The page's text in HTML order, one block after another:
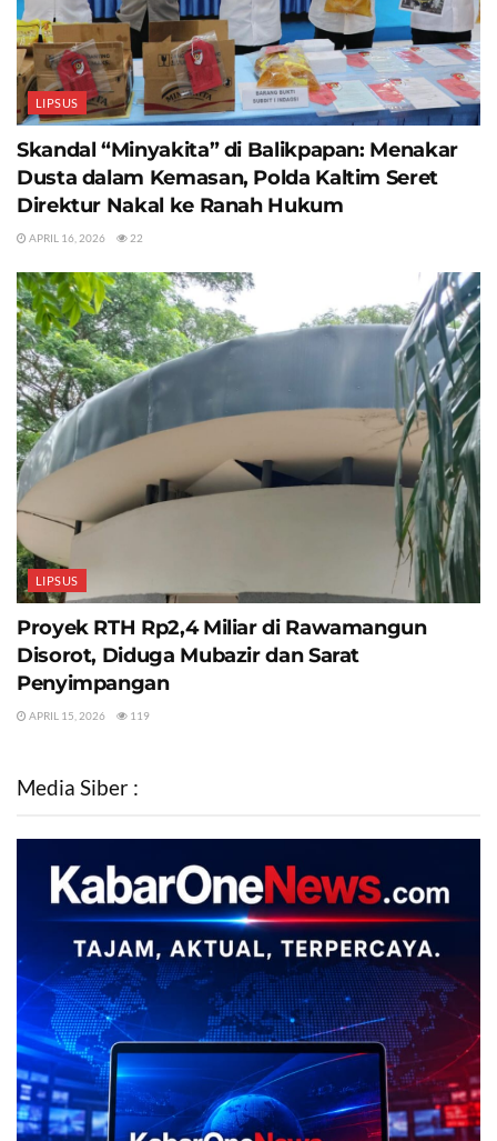
LIPSUS
Skandal “Minyakita” di Balikpapan: Menakar
Dusta dalam Kemasan, Polda Kaltim Seret
Direktur Nakal ke Ranah Hukum
APRIL 16, 2026 22
LIPSUS
Proyek RTH Rp2,4 Miliar di Rawamangun
Disorot, Diduga Mubazir dan Sarat
Penyimpangan
APRIL 15, 2026 119
Media Siber :